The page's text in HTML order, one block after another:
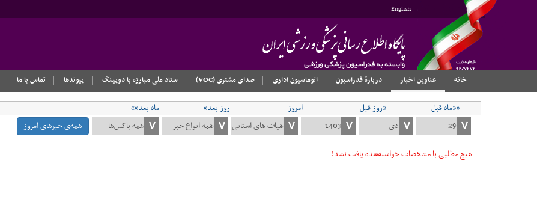
English
خانه
عناوین اخبار دربارهٔ فدراسیون اتوماسیون اداری صدای مشتری (VOC) ستاد ملی مبارزه با دوپینگ پیوندها تماس با ما
««ماه قبل «روز قبل امروز روز بعد»
ماه بعد»»
همه‌ی خبرهای امروز
هیچ مطلبی با مشخصات خواسته‌شده یافت نشد!